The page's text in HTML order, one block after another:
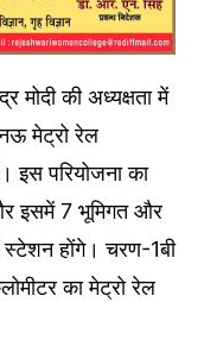
मोदी की अध्यक्षता में
मेट्रो रेल
इस परियोजना का
और इसमें 7 भूमिगत और
होंगे। चरण-1बी
का मेट्रो रेल